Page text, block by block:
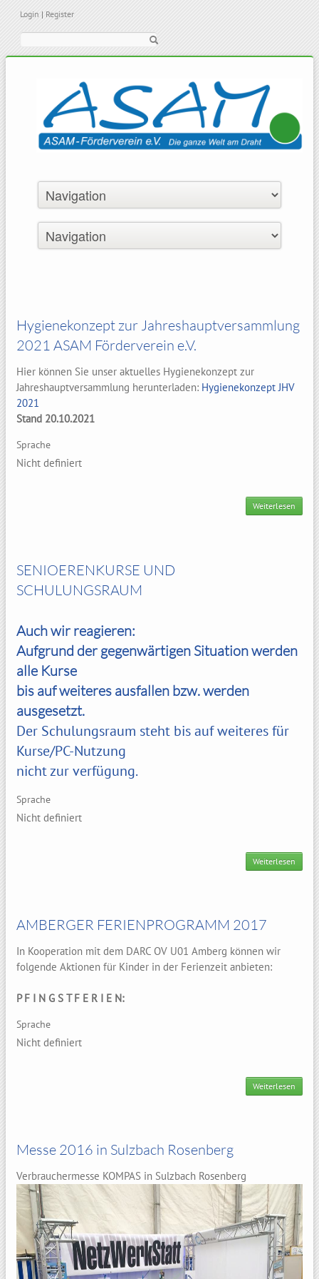
Login | Register
Hygienekonzept zur Jahreshauptversammlung
2021 ASAM Förderverein e.V.
Hier können Sie unser aktuelles Hygienekonzept zur
Jahreshauptversammlung herunterladen: Hygienekonzept JHV
2021
Stand 20.10.2021
Sprache
Nicht definiert
Weiterlesen
SENIOERENKURSE UND
SCHULUNGSRAUM
Auch wir reagieren:
Aufgrund der gegenwärtigen Situation werden
alle Kurse
bis auf weiteres ausfallen bzw. werden
ausgesetzt.
Der Schulungsraum steht bis auf weiteres für
Kurse/PC-Nutzung
nicht zur verfügung.
Sprache
Nicht definiert
Weiterlesen
AMBERGER FERIENPROGRAMM 2017
In Kooperation mit dem DARC OV U01 Amberg können wir
folgende Aktionen für Kinder in der Ferienzeit anbieten:
P F I N G S T F E R I E N:
Sprache
Nicht definiert
Weiterlesen
Messe 2016 in Sulzbach Rosenberg
Verbrauchermesse KOMPAS in Sulzbach Rosenberg